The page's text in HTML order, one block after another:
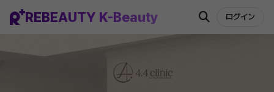
REBEAUTY K-Beauty ログイン